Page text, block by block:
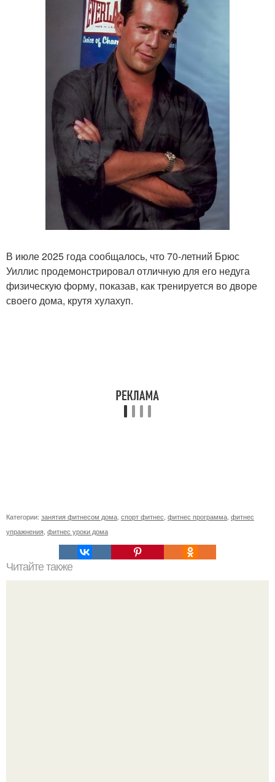
В июле 2025 года сообщалось, что 70-летний Брюс
Уиллис продемонстрировал отличную для его недуга
физическую форму, показав, как тренируется во дворе
своего дома, крутя хулахуп.
Категории: занятия фитнесом дома спорт фитнес фитнес программа фитнес
упражнения фитнес уроки дома
Читайте также